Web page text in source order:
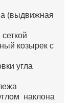
(выдвижная
козырек с
угла
наклона